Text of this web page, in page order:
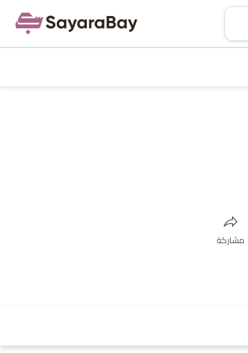
مشاركة